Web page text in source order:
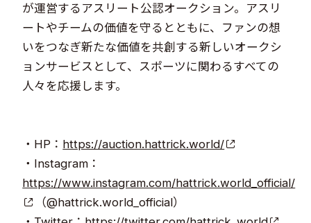
が運営するアスリート公認オークション。アスリ
ートやチームの価値を守るとともに、ファンの想
いをつなぎ新たな価値を共創する新しいオークシ
ョンサービスとして、スポーツに関わるすべての
人々を応援します。
・HP： https://auction.hattrick.world/
・Instagram：
https://www.instagram.com/hattrick.world_official/
（@hattrick.world_official）